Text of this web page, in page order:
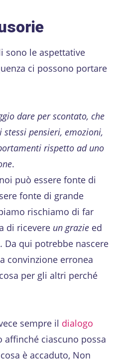
sono le aspettative
ci possono portare
dare per scontato, che
pensieri, emozioni,
rispetto ad uno
.
può essere fonte di
fonte di grande
rischiamo di far
di ricevere un grazie ed
qui potrebbe nascere
convinzione erronea
per gli altri perché
sempre il dialogo
affinché ciascuno possa
è accaduto, Non